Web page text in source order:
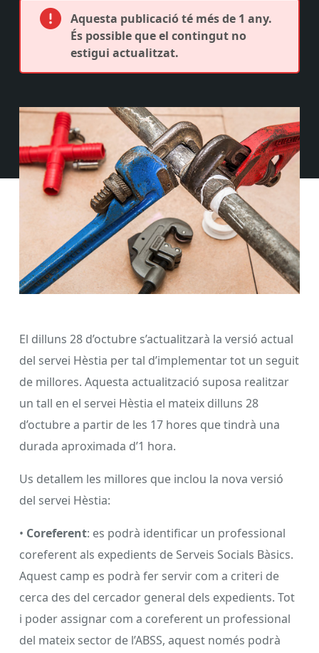
Aquesta publicació té més de 1 any.
És possible que el contingut no
estigui actualitzat.
El dilluns 28 d’octubre s’actualitzarà la versió actual
del servei Hèstia per tal d’implementar tot un seguit
de millores. Aquesta actualització suposa realitzar
un tall en el servei Hèstia el mateix dilluns 28
d’octubre a partir de les 17 hores que tindrà una
durada aproximada d’1 hora.
Us detallem les millores que inclou la nova versió
del servei Hèstia:
• Coreferent: es podrà identificar un professional
coreferent als expedients de Serveis Socials Bàsics.
Aquest camp es podrà fer servir com a criteri de
cerca des del cercador general dels expedients. Tot
i poder assignar com a coreferent un professional
del mateix sector de l’ABSS, aquest només podrà